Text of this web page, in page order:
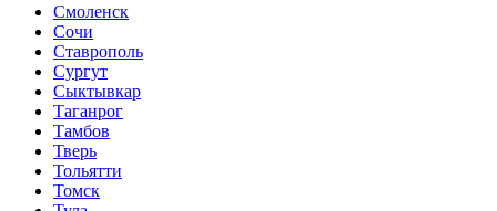
Смоленск
Сочи
Ставрополь
Сургут
Сыктывкар
Таганрог
Тамбов
Тверь
Тольятти
Томск